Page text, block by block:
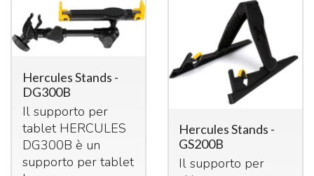
Hercules Stands -
DG300B
Il supporto per
tablet HERCULES
DG300B è un
supporto per tablet
Hercules Stands -
GS200B
Il supporto per